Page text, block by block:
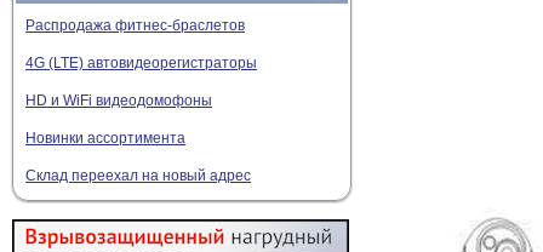
Распродажа фитнес-браслетов
4G (LTE) автовидеорегистраторы
HD и WiFi видеодомофоны
Новинки ассортимента
Склад переехал на новый адрес